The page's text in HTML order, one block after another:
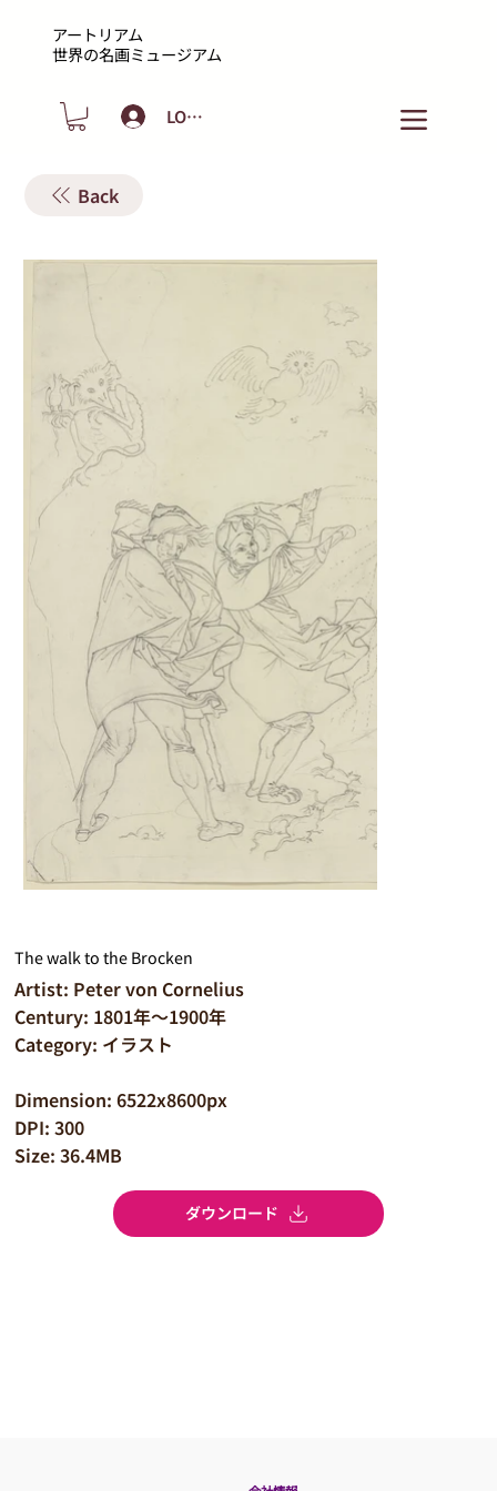
アートリアム
​世界の名画ミュージアム
LOGIN
Back
The walk to the Brocken
Artist: Peter von Cornelius
Century: 1801年～1900年
Category: イラスト
Dimension: 6522x8600px
DPI: 300
Size: 36.4MB
ダウンロード